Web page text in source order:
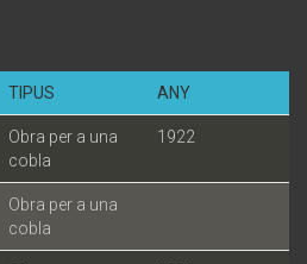
TIPUS ANY
Obra per a una
cobla
1922
Obra per a una
cobla